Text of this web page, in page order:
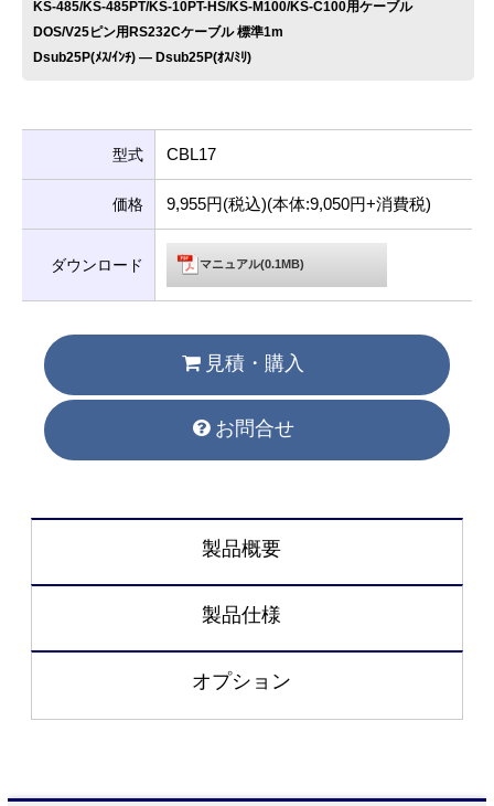
KS-485/KS-485PT/KS-10PT-HS/KS-M100/KS-C100用ケーブル
DOS/V25ピン用RS232Cケーブル 標準1m
Dsub25P(ﾒｽ/ｲﾝﾁ) ― Dsub25P(ｵｽ/ﾐﾘ)
型式 CBL17
価格 9,955円(税込)(本体:9,050円+消費税)
ダウンロード マニュアル(0.1MB)
見積・購入
お問合せ
製品概要
製品仕様
オプション